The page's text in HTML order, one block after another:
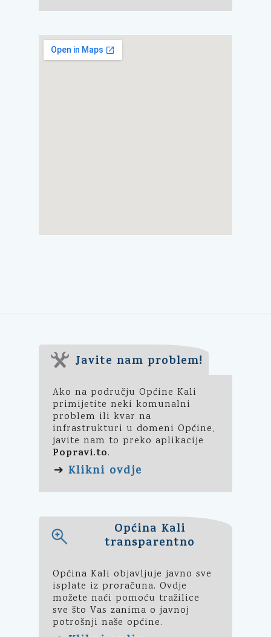
Javite nam problem!
Ako na području Općine Kali
primijetite neki komunalni
problem ili kvar na
infrastrukturi u domeni Općine,
javite nam to preko aplikacije
Popravi.to.
➔ Klikni ovdje
Općina Kali
transparentno
Općina Kali objavljuje javno sve
isplate iz proračuna. Ovdje
možete naći pomoću tražilice
sve što Vas zanima o javnoj
potrošnji naše općine.